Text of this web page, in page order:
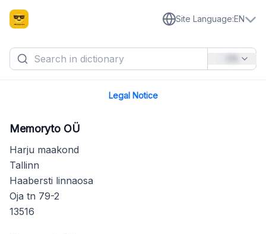
Site Language:EN
Legal Notice
Memoryto OÜ
Harju maakond
Tallinn
Haabersti linnaosa
Oja tn 79-2
13516